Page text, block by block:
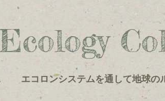
エコロンシステムを通して地球の